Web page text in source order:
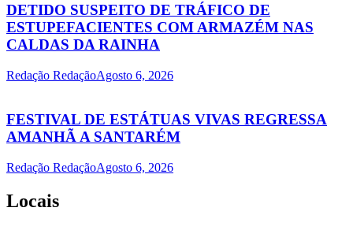
DETIDO SUSPEITO DE TRÁFICO DE
ESTUPEFACIENTES COM ARMAZÉM NAS
CALDAS DA RAINHA
Redação RedaçãoAgosto 6, 2026
FESTIVAL DE ESTÁTUAS VIVAS REGRESSA
AMANHÃ A SANTARÉM
Redação RedaçãoAgosto 6, 2026
Locais